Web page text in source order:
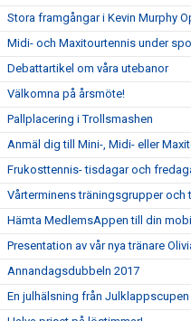
Stora framgångar i Kevin Murphy
Midi- och Maxitourtennis under
Debattartikel om våra utebanor
Välkomna på årsmöte!
Pallplacering i Trollsmashen
Anmäl dig till Mini-, Midi- eller
Frukosttennis- tisdagar och
Vårterminens träningsgrupper och
Hämta MedlemsAppen till din
Presentation av vår nya tränare
Annandagsdubbeln 2017
En julhälsning från Julklappscupen